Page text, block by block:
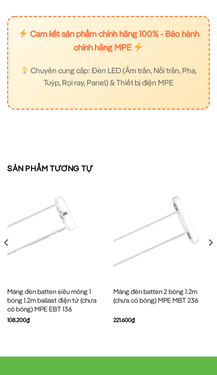
Cam kết sản phẩm chính hãng 100% - Bảo hành
chính hãng MPE
Chuyên cung cấp: Đèn LED (Âm trần, Nổi trần, Pha,
Tuýp, Rọi ray, Panel) & Thiết bị điện MPE
SẢN PHẨM TƯƠNG TỰ
Máng đèn batten siêu mỏng 1
bóng 1.2m ballast điện tử (chưa
có bóng) MPE EBT 136
108.200₫
Máng đèn batten 2 bóng 1.2m
(chưa có bóng) MPE MBT 236
221.600₫